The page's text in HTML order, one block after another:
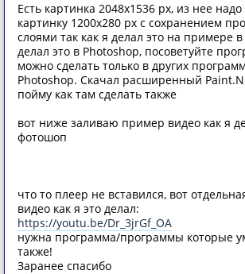
Есть картинка 2048x1536 px, из нее надо
картинку 1200x280 px с сохранением
слоями так как я делал это на примере
делал это в Photoshop, посоветуйте
можно сделать только в других
Photoshop. Скачал расширенный
пойму как там сделать также
вот ниже заливаю пример видео как я
фотошоп
что то плеер не вставился, вот
видео как я это делал:
https://youtu.be/Dr_3jrGf_OA
нужна программа/программы которые
также!
Заранее спасибо